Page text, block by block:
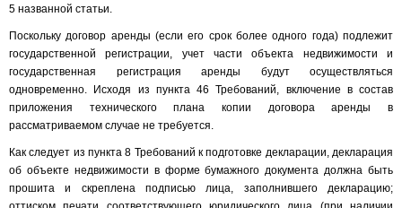
5 названной статьи.
Поскольку договор аренды (если его срок более одного года) подлежит
государственной регистрации, учет части объекта недвижимости и
государственная регистрация аренды будут осуществляться
одновременно. Исходя из пункта 46 Требований, включение в состав
приложения технического плана копии договора аренды в
рассматриваемом случае не требуется.
Как следует из пункта 8 Требований к подготовке декларации, декларация
об объекте недвижимости в форме бумажного документа должна быть
прошита и скреплена подписью лица, заполнившего декларацию;